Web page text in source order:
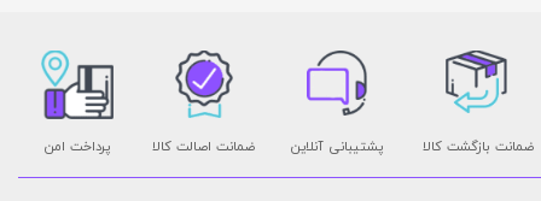
پشتیبانی آنلاین پرداخت امن ضمانت بازگشت کالا ضمانت اصالت کالا